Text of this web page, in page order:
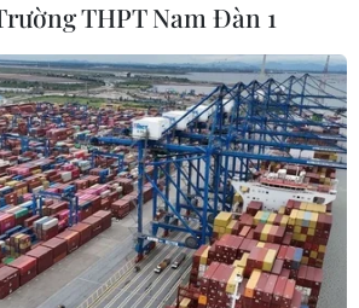
THPT Nam Đàn 1